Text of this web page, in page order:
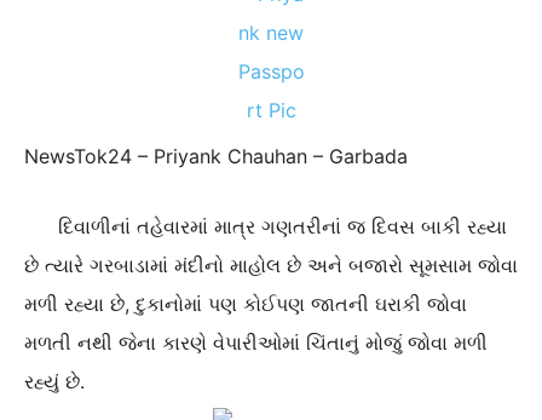
NewsTok24 – Priyank Chauhan – Garbada
દિવાળીનાં તહેવારમાં માત્ર ગણતરીનાં જ દિવસ બાકી રહ્યા
છે ત્યારે ગરબાડામાં મંદીનો માહોલ છે અને બજારો સૂમસામ જોવા
મળી રહ્યા છે, દુકાનોમાં પણ કોઈપણ જાતની ઘરાકી જોવા
મળતી નથી જેના કારણે વેપારીઓમાં ચિંતાનું મોજું જોવા મળી
રહ્યું છે.